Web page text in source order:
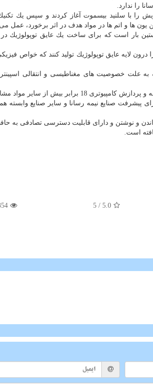
را ندارد.
را با سلنید بیسموت آغاز كردند و سپس یك
یون ها و اتم ها در مواد هدف در اثر برخورد، عمل
بار است كه برای ساخت یك عایق توپولوژیك
با ابعاد كمتر از 6 نانومتر را درون لایه عایق توپولوژیك تولید كنند
به علت خصوصیت های مغناطیسی و انتقالی
بیش از سایر مواد مشابه است.
پیشرفت صنایع نیمه رسانا و سایر صنایع وابسته
و نوشتن و دارای قابلیت دسترسی تصادفی به
است.
5.0
/ 5